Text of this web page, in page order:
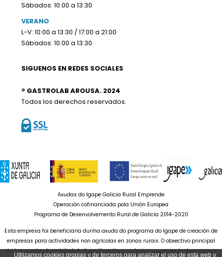
Utilizamos cookies propias y de terceros para analizar el uso de esta web y
Sábados: 10:00 a 13:30
VERANO
L-V: 10:00 a 13:30 / 17:00 a 21:00
Sábados: 10:00 a 13:30
SIGUENOS EN REDES SOCIALES
® GASTROLAB AROUSA. 2024
Todos los derechos reservados.
Axudas do Igape Galicia Rural Emprende
Operación cofinanciada pola Unión Europea
Programa de Desenvolvemento Rural de Galicia 2014-2020
Esta empresa foi beneficiaria dunha axuda do programa do Igape de creación de
empresas para actividades non agrícolas en zonas rurais. O obxectivo principal
destas axudas é contribuír á diversificación económica, crecemento de emprego,